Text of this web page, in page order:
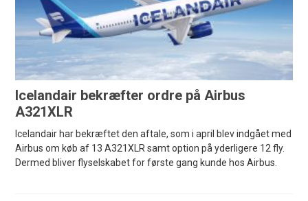
Icelandair bekræfter ordre på Airbus
A321XLR
Icelandair har bekræftet den aftale, som i april blev indgået med
Airbus om køb af 13 A321XLR samt option på yderligere 12 fly.
Dermed bliver flyselskabet for første gang kunde hos Airbus.